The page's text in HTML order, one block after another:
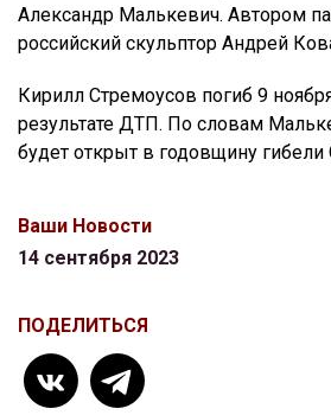
Александр Малькевич. Автором
российский скульптор Андрей
Кирилл Стремоусов погиб 9
результате ДТП. По словам
будет открыт в годовщину гибели
Ваши Новости
14 сентября 2023
ПОДЕЛИТЬСЯ